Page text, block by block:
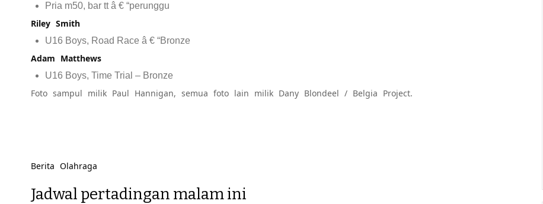
Pria m50, bar tt â € “perunggu
Riley Smith
U16 Boys, Road Race â € “Bronze
Adam Matthews
U16 Boys, Time Trial – Bronze
Foto sampul milik Paul Hannigan, semua foto lain milik Dany Blondeel / Belgia Project.
Berita Olahraga
Jadwal pertadingan malam ini